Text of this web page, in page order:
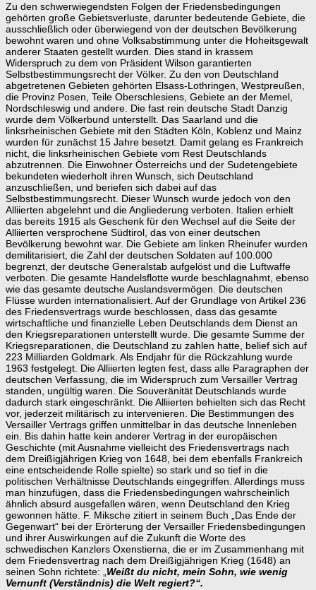
Zu den schwerwiegendsten Folgen der Friedensbedingungen
gehörten große Gebietsverluste, darunter bedeutende Gebiete, die
ausschließlich oder überwiegend von der deutschen Bevölkerung
bewohnt waren und ohne Volksabstimmung unter die Hoheitsgewalt
anderer Staaten gestellt wurden. Dies stand in krassem
Widerspruch zu dem von Präsident Wilson garantierten
Selbstbestimmungsrecht der Völker. Zu den von Deutschland
abgetretenen Gebieten gehörten Elsass-Lothringen, Westpreußen,
die Provinz Posen, Teile Oberschlesiens, Gebiete an der Memel,
Nordschleswig und andere. Die fast rein deutsche Stadt Danzig
wurde dem Völkerbund unterstellt. Das Saarland und die
linksrheinischen Gebiete mit den Städten Köln, Koblenz und Mainz
wurden für zunächst 15 Jahre besetzt. Damit gelang es Frankreich
nicht, die linksrheinischen Gebiete vom Rest Deutschlands
abzutrennen. Die Einwohner Österreichs und der Sudetengebiete
bekundeten wiederholt ihren Wunsch, sich Deutschland
anzuschließen, und beriefen sich dabei auf das
Selbstbestimmungsrecht. Dieser Wunsch wurde jedoch von den
Alliierten abgelehnt und die Angliederung verboten. Italien erhielt
das bereits 1915 als Geschenk für den Wechsel auf die Seite der
Alliierten versprochene Südtirol, das von einer deutschen
Bevölkerung bewohnt war. Die Gebiete am linken Rheinufer wurden
demilitarisiert, die Zahl der deutschen Soldaten auf 100.000
begrenzt, der deutsche Generalstab aufgelöst und die Luftwaffe
verboten. Die gesamte Handelsflotte wurde beschlagnahmt, ebenso
wie das gesamte deutsche Auslandsvermögen. Die deutschen
Flüsse wurden internationalisiert. Auf der Grundlage von Artikel 236
des Friedensvertrags wurde beschlossen, dass das gesamte
wirtschaftliche und finanzielle Leben Deutschlands dem Dienst an
den Kriegsreparationen unterstellt wurde. Die gesamte Summe der
Kriegsreparationen, die Deutschland zu zahlen hatte, belief sich auf
223 Milliarden Goldmark. Als Endjahr für die Rückzahlung wurde
1963 festgelegt. Die Alliierten legten fest, dass alle Paragraphen der
deutschen Verfassung, die im Widerspruch zum Versailler Vertrag
standen, ungültig waren. Die Souveränität Deutschlands wurde
dadurch stark eingeschränkt. Die Alliierten behielten sich das Recht
vor, jederzeit militärisch zu intervenieren. Die Bestimmungen des
Versailler Vertrags griffen unmittelbar in das deutsche Innenleben
ein. Bis dahin hatte kein anderer Vertrag in der europäischen
Geschichte (mit Ausnahme vielleicht des Friedensvertrags nach
dem Dreißigjährigen Krieg von 1648, bei dem ebenfalls Frankreich
eine entscheidende Rolle spielte) so stark und so tief in die
politischen Verhältnisse Deutschlands eingegriffen. Allerdings muss
man hinzufügen, dass die Friedensbedingungen wahrscheinlich
ähnlich absurd ausgefallen wären, wenn Deutschland den Krieg
gewonnen hätte. F. Miksche zitiert in seinem Buch „Das Ende der
Gegenwart“ bei der Erörterung der Versailler Friedensbedingungen
und ihrer Auswirkungen auf die Zukunft die Worte des
schwedischen Kanzlers Oxenstierna, die er im Zusammenhang mit
dem Friedensvertrag nach dem Dreißigjährigen Krieg (1648) an
seinen Sohn richtete: „Weißt du nicht, mein Sohn, wie wenig
Vernunft (Verständnis) die Welt regiert?“.